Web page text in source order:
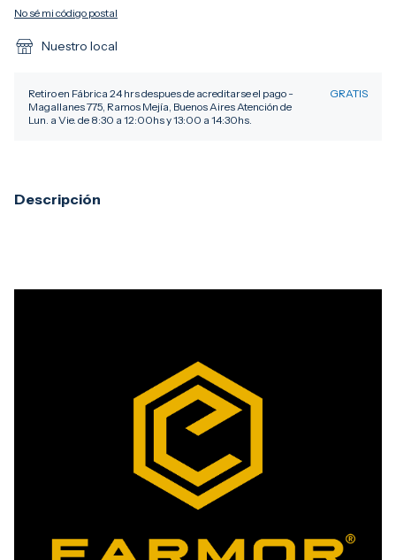
No sé mi código postal
Nuestro local
Retiro en Fábrica 24 hrs despues de acreditarse el pago -
Magallanes 775, Ramos Mejía, Buenos Aires Atención de
Lun. a Vie. de 8:30 a 12:00hs y 13:00 a 14:30hs.
GRATIS
Descripción